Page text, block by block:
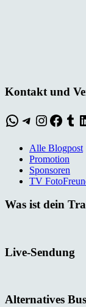
Kontakt und
WhatsApp
Telegram
Alle Blogpost
Promotion
Sponsoren
TV
Was ist dein
Live-Sendung
Alternatives